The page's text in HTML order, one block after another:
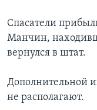
Языки
Спасатели
Манчин,
вернулся в штат.
Дополнительной
не располагают.